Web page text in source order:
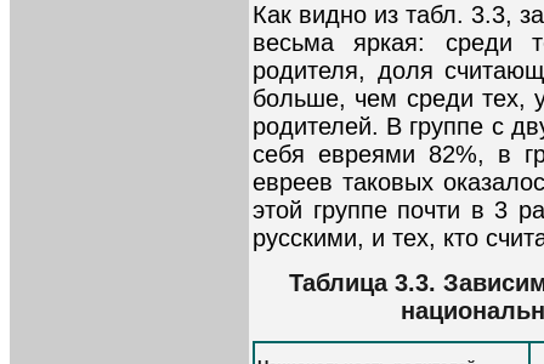
Как видно из табл. 3.3,
весьма яркая: среди
родителя, доля
больше, чем среди тех,
родителей. В группе с
себя евреями 82%, в
евреев таковых
этой группе почти в 3
русскими, и тех, кто
Таблица 3.3.